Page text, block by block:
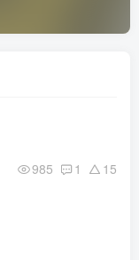
985 1 15